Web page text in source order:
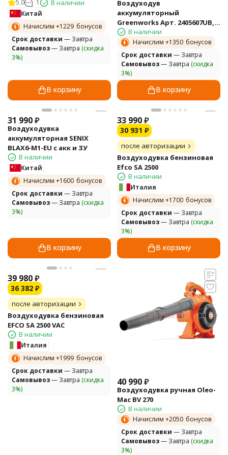
5.0 1 В наличии
Китай
Начислим +1229 бонусов
Cрок доставки — Завтра
Самовывоз— Завтра (скидка
3%)
В корзину
Воздуходув
аккумуляторный
Greenworks Арт. 2405607UB,
60V, бесщеточный, c 1хАКБ 4
Ач. и ЗУ
В наличии
Начислим +1350 бонусов
Cрок доставки — Завтра
Самовывоз— Завтра (скидка
3%)
В корзину
31 990₽
Воздуходувка
аккумуляторная SENIX
BLAX6-M1-EU с акк и ЗУ
В наличии
Китай
Начислим +1600 бонусов
Cрок доставки — Завтра
Самовывоз— Завтра (скидка
3%)
В корзину
33 990₽
30 931 ₽
после авторизации
Воздуходувка бензиновая
Efco SA 2500
В наличии
Италия
Начислим +1700 бонусов
Cрок доставки — Завтра
Самовывоз— Завтра (скидка
3%)
В корзину
39 980₽
36 382 ₽
после авторизации
Воздуходувка бензиновая
EFCO SA 2500 VAC
В наличии
Италия
Начислим +1999 бонусов
Cрок доставки — Завтра
Самовывоз— Завтра (скидка
3%)
40 990₽
Воздуходувка ручная Oleo-
Mac BV 270
В наличии
Начислим +2050 бонусов
Cрок доставки — Завтра
Самовывоз— Завтра (скидка
3%)